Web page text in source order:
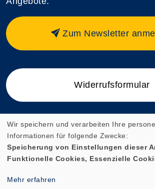
Zum Newsletter
Widerrufsformular
Cookie Einstellungen
Wir speichern und verarbeiten Ihre
Informationen für folgende Zwecke:
Speicherung von Einstellungen dieser
Funktionelle Cookies, Essenzielle
Mehr erfahren